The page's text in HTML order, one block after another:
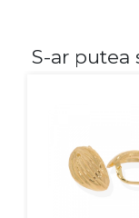
S-ar putea